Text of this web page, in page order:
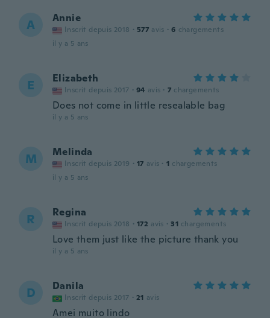
A Annie
Inscrit depuis 2018 · 577 avis · 6 chargements
il y a 5 ans
E Elizabeth
Inscrit depuis 2017 · 94 avis · 7 chargements
Does not come in little resealable bag
il y a 5 ans
M Melinda
Inscrit depuis 2019 · 17 avis · 1 chargements
il y a 5 ans
R Regina
Inscrit depuis 2018 · 172 avis · 31 chargements
Love them just like the picture thank you
il y a 5 ans
D Danila
Inscrit depuis 2017 · 21 avis
Amei muito lindo